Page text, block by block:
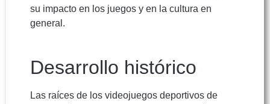
su impacto en los juegos y en la cultura en
general.
Desarrollo histórico
Las raíces de los videojuegos deportivos de